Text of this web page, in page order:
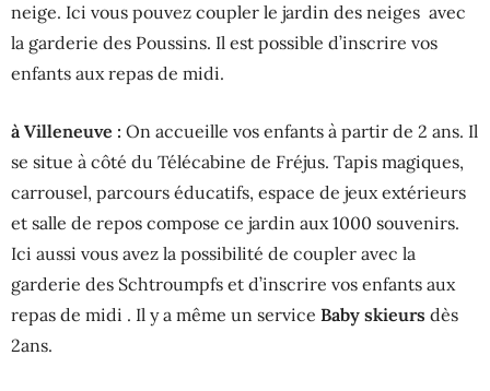
neige. Ici vous pouvez coupler le jardin des neiges avec
la garderie des Poussins. Il est possible d’inscrire vos
enfants aux repas de midi.
à Villeneuve : On accueille vos enfants à partir de 2 ans. Il
se situe à côté du Télécabine de Fréjus. Tapis magiques,
carrousel, parcours éducatifs, espace de jeux extérieurs
et salle de repos compose ce jardin aux 1000 souvenirs.
Ici aussi vous avez la possibilité de coupler avec la
garderie des Schtroumpfs et d’inscrire vos enfants aux
repas de midi . Il y a même un service Baby skieurs dès
2ans.